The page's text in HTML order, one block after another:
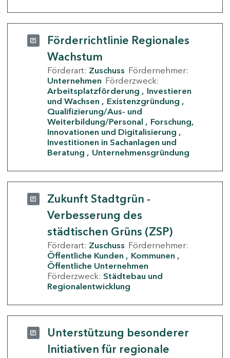
Förderrichtlinie Regionales
Wachstum
Förderart: Zuschuss Fördernehmer:
Unternehmen Förderzweck:
Arbeitsplatzförderung
Investieren
und Wachsen
Existenzgründung
Qualifizierung/Aus- und
Weiterbildung/Personal
Forschung,
Innovationen und Digitalisierung
Investitionen in Sachanlagen und
Beratung
Unternehmensgründung
Zukunft Stadtgrün -
Verbesserung des
städtischen Grüns (ZSP)
Förderart: Zuschuss Fördernehmer:
Öffentliche Kunden
Kommunen
Öffentliche Unternehmen
Förderzweck: Städtebau und
Regionalentwicklung
Unterstützung besonderer
Initiativen für regionale